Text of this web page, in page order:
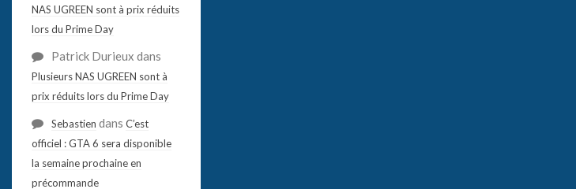
NAS UGREEN sont à prix réduits
lors du Prime Day
Patrick Durieux dans
Plusieurs NAS UGREEN sont à
prix réduits lors du Prime Day
Sebastien dans C’est
officiel : GTA 6 sera disponible
la semaine prochaine en
précommande